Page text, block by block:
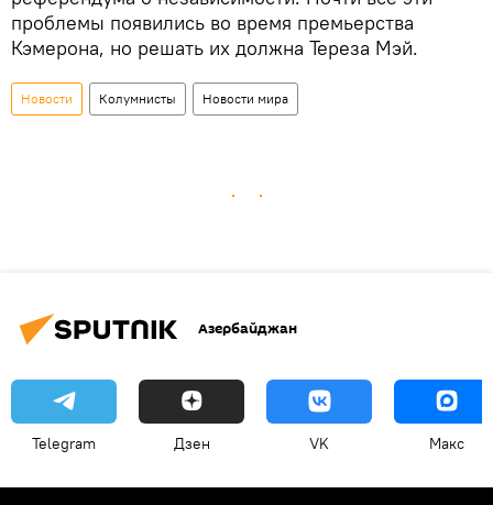
проблемы появились во время премьерства
Кэмерона, но решать их должна Тереза Мэй.
Новости Колумнисты Новости мира
Азербайджан
Telegram Дзен VK Макс